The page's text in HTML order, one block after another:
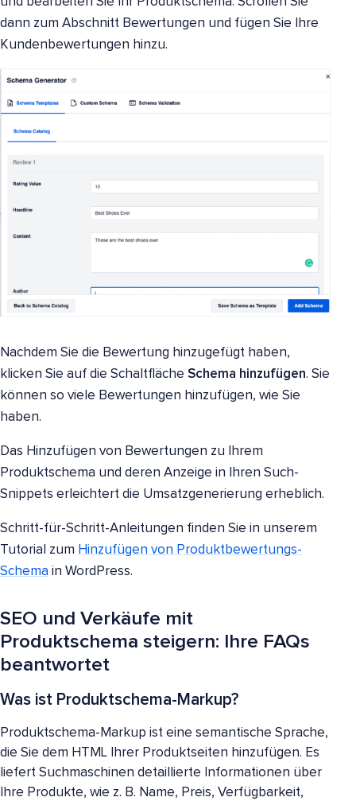
dann zum Abschnitt Bewertungen und fügen Sie Ihre
Kundenbewertungen hinzu.
Nachdem Sie die Bewertung hinzugefügt haben,
klicken Sie auf die Schaltfläche Schema hinzufügen. Sie
können so viele Bewertungen hinzufügen, wie Sie
haben.
Das Hinzufügen von Bewertungen zu Ihrem
Produktschema und deren Anzeige in Ihren Such-
Snippets erleichtert die Umsatzgenerierung erheblich.
Schritt-für-Schritt-Anleitungen finden Sie in unserem
Tutorial zum Hinzufügen von Produktbewertungs-
Schema in WordPress.
SEO und Verkäufe mit
Produktschema steigern: Ihre FAQs
beantwortet
Was ist Produktschema-Markup?
Produktschema-Markup ist eine semantische Sprache,
die Sie dem HTML Ihrer Produktseiten hinzufügen. Es
liefert Suchmaschinen detaillierte Informationen über
Ihre Produkte, wie z. B. Name, Preis, Verfügbarkeit,